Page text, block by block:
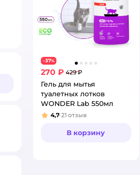
−37%
270 ₽ 429 ₽
Гель для мытья
туалетных лотков
WONDER Lab 550мл
Рейтинг:
4,7 21 отзыв
В корзину